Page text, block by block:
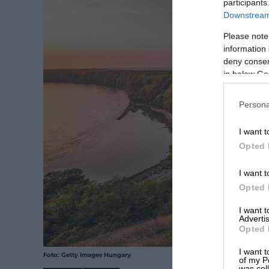
Please
information
deny
in below
I want
Opted
I want
Opted
I want
Opted
I want
of my
Foto: Getty Images Hungary